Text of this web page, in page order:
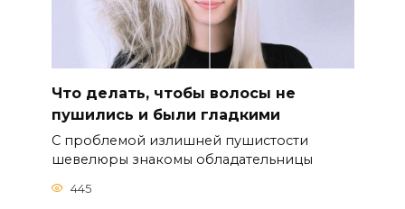
Что делать, чтобы волосы не
пушились и были гладкими
С проблемой излишней пушистости
шевелюры знакомы обладательницы
445